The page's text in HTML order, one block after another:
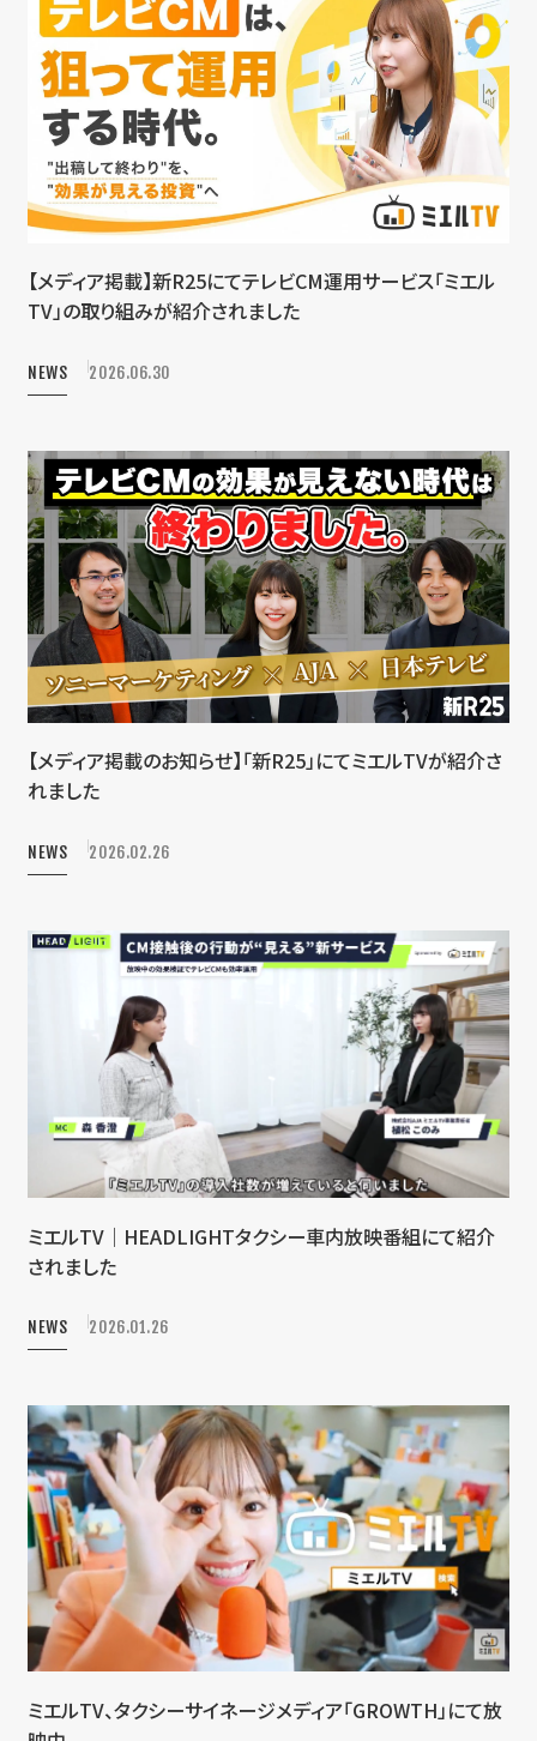
【メディア掲載】新R25にてテレビCM運用サービス「ミエル
TV」の取り組みが紹介されました
NEWS 2026.06.30
【メディア掲載のお知らせ】「新R25」にてミエルTVが紹介さ
れました
NEWS 2026.02.26
ミエルTV｜HEADLIGHTタクシー車内放映番組にて紹介
されました
NEWS 2026.01.26
ミエルTV、タクシーサイネージメディア「GROWTH」にて放